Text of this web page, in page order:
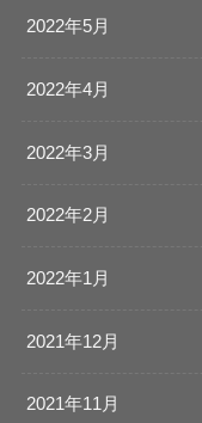
2022年5月
2022年4月
2022年3月
2022年2月
2022年1月
2021年12月
2021年11月